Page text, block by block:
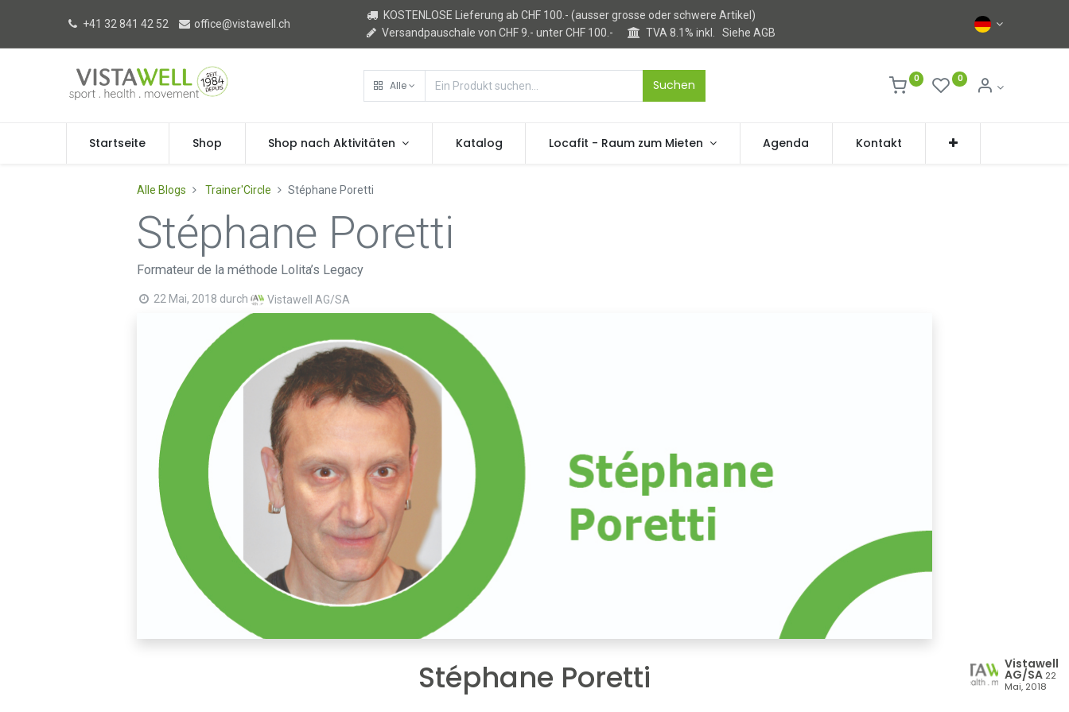
+41 32 841 42 52 office@vistawell.ch
KOSTENLOSE Lieferung ab CHF 100.- (ausser grosse oder schwere Artikel)
Versandpauschale von CHF 9.- unter CHF 100.-
TVA 8.1% inkl.Siehe AGB
Alle Suchen 0 0
Startseite Shop Shop nach Aktivitäten Katalog Locafit - Raum zum Mieten Agenda Kontakt
Alle Blogs Trainer'Circle Stéphane Poretti
Stéphane Poretti
Formateur de la méthode Lolita’s Legacy
22 Mai, 2018 durch Vistawell AG/SA
Stéphane Poretti Vistawell
AG/SA 22
Mai, 2018